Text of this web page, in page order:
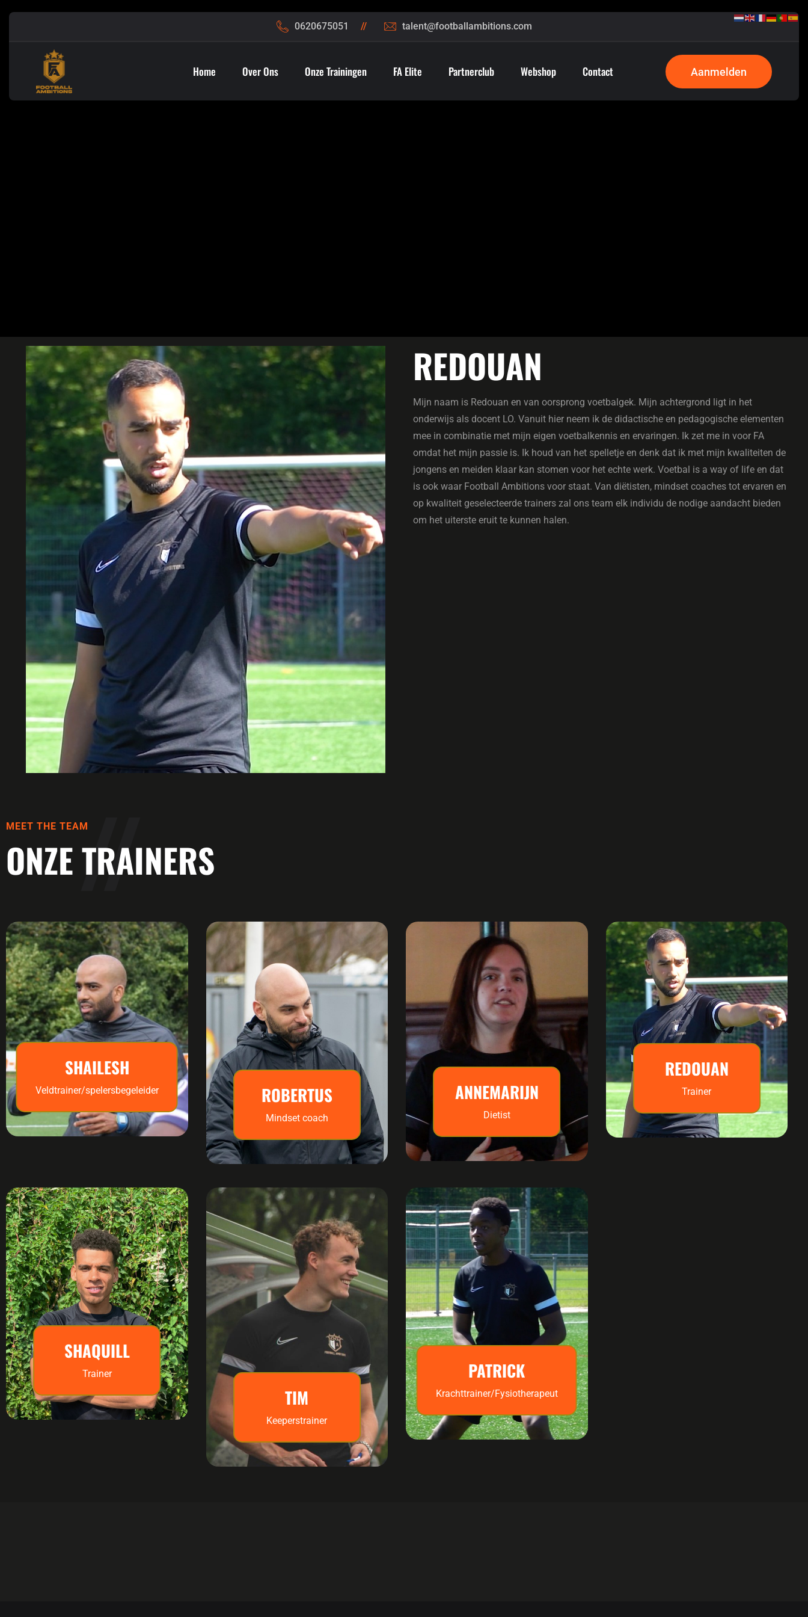
0620675051 talent@footballambitions.com
Home Over Ons Onze Trainingen FA Elite Partnerclub Webshop Contact Aanmelden
REDOUAN
Mijn naam is Redouan en van oorsprong voetbalgek. Mijn achtergrond ligt in het
onderwijs als docent LO. Vanuit hier neem ik de didactische en pedagogische elementen
mee in combinatie met mijn eigen voetbalkennis en ervaringen. Ik zet me in voor FA
omdat het mijn passie is. Ik houd van het spelletje en denk dat ik met mijn kwaliteiten de
jongens en meiden klaar kan stomen voor het echte werk. Voetbal is a way of life en dat
is ook waar Football Ambitions voor staat. Van diëtisten, mindset coaches tot ervaren en
op kwaliteit geselecteerde trainers zal ons team elk individu de nodige aandacht bieden
om het uiterste eruit te kunnen halen.
MEET THE TEAM
ONZE TRAINERS
SHAILESH
Veldtrainer/spelersbegeleider ROBERTUS
Mindset coach
ANNEMARIJN
Dietist
REDOUAN
Trainer
SHAQUILL
Trainer
TIM
Keeperstrainer
PATRICK
Krachttrainer/Fysiotherapeut